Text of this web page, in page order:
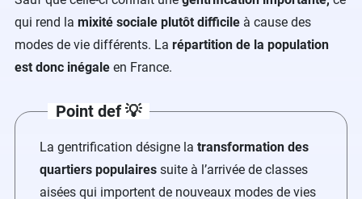
qui rend la mixité sociale plutôt difficile à cause des
modes de vie différents. La répartition de la population
est donc inégale en France.
Point def 💡
La gentrification désigne la transformation des
quartiers populaires suite à l’arrivée de classes
aisées qui importent de nouveaux modes de vies